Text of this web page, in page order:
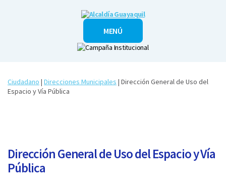
Alcaldía
GuayaquilMENÚ
Ciudadano | Direcciones Municipales | ​Dirección General de Uso del
Espacio y Vía Pública
Dirección General de Uso del Espacio y Vía
Pública